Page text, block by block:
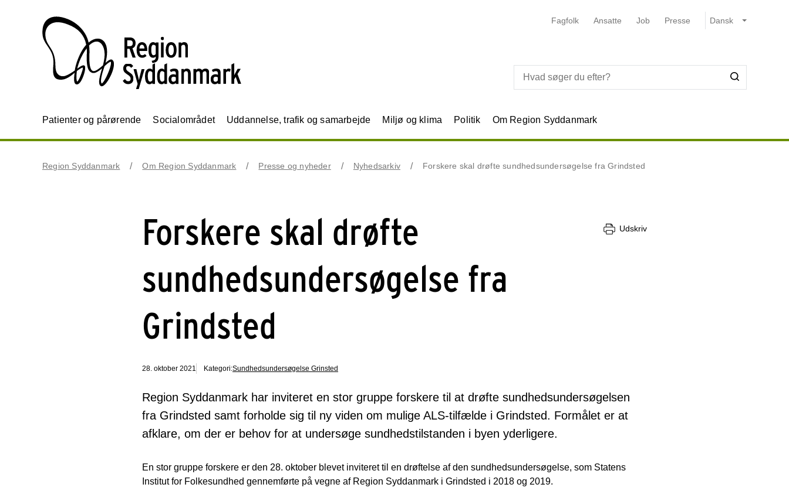
Fagfolk Ansatte Job Presse
Patienter og pårørende Socialområdet Uddannelse, trafik og samarbejde Miljø og klima Politik Om Region Syddanmark
Region Syddanmark Om Region Syddanmark Presse og nyheder Nyhedsarkiv Forskere skal drøfte sundhedsundersøgelse fra Grindsted
Forskere skal drøfte
sundhedsundersøgelse fra
Grindsted
Udskriv
28. oktober 2021 Kategori:Sundhedsundersøgelse Grinsted
Region Syddanmark har inviteret en stor gruppe forskere til at drøfte sundhedsundersøgelsen
fra Grindsted samt forholde sig til ny viden om mulige ALS-tilfælde i Grindsted. Formålet er at
afklare, om der er behov for at undersøge sundhedstilstanden i byen yderligere.
En stor gruppe forskere er den 28. oktober blevet inviteret til en drøftelse af den sundhedsundersøgelse, som Statens
Institut for Folkesundhed gennemførte på vegne af Region Syddanmark i Grindsted i 2018 og 2019.